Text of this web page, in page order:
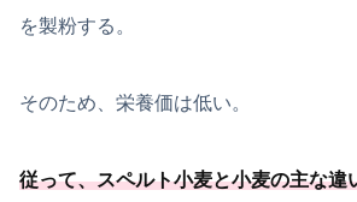
を製粉する。
そのため、栄養価は低い。
従って、スペルト小麦と小麦の主な違